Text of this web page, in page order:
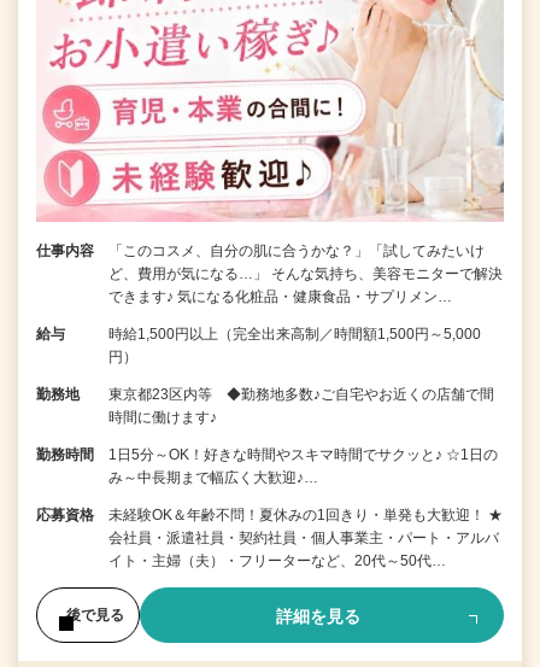
仕事内容
「このコスメ、自分の肌に合うかな？」「試してみたいけ
ど、費用が気になる…」 そんな気持ち、美容モニターで解決
できます♪ 気になる化粧品・健康食品・サプリメン…
給与
時給1,500円以上（完全出来高制／時間額1,500円～5,000
円）
勤務地
東京都23区内等 ◆勤務地多数♪ご自宅やお近くの店舗で間
時間に働けます♪
勤務時間
1日5分～OK！好きな時間やスキマ時間でサクッと♪ ☆1日の
み～中長期まで幅広く大歓迎♪…
応募資格
未経験OK＆年齢不問！夏休みの1回きり・単発も大歓迎！ ★
会社員・派遣社員・契約社員・個人事業主・パート・アルバ
イト・主婦（夫）・フリーターなど、20代～50代…
後で見る 詳細を見る